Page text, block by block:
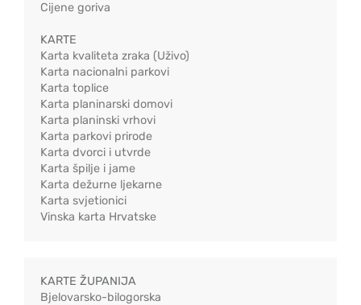
Cijene goriva
KARTE
Karta kvaliteta zraka (Uživo)
Karta nacionalni parkovi
Karta toplice
Karta planinarski domovi
Karta planinski vrhovi
Karta parkovi prirode
Karta dvorci i utvrde
Karta špilje i jame
Karta dežurne ljekarne
Karta svjetionici
Vinska karta Hrvatske
KARTE ŽUPANIJA
Bjelovarsko-bilogorska